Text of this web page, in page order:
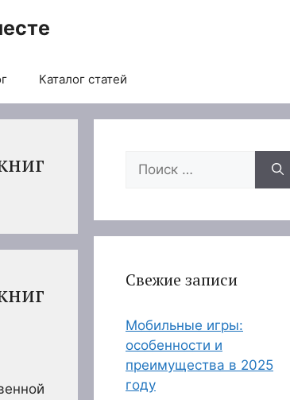
Каталог статей
Поиск:
Свежие записи
Мобильные игры:
особенности и
преимущества в 2025
году